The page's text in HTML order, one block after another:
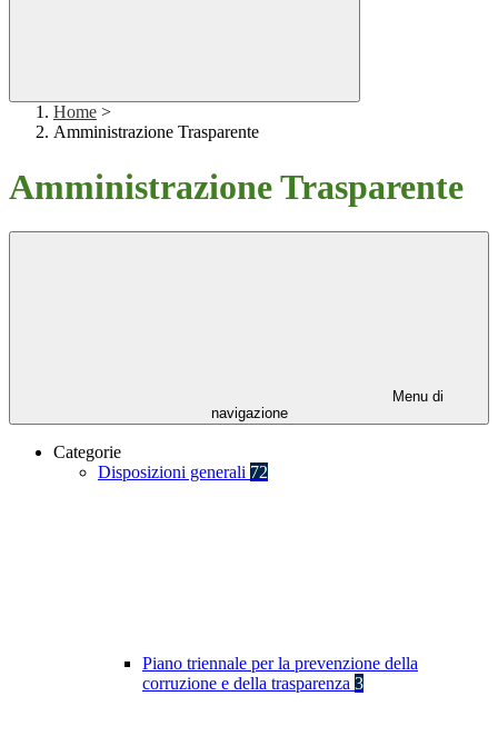
Home >
Amministrazione Trasparente
Amministrazione Trasparente
Menu di
navigazione
Categorie
Disposizioni generali 72
Piano triennale per la prevenzione della
corruzione e della trasparenza 3